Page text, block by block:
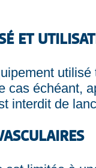
ET
cas échéant,
interdit de